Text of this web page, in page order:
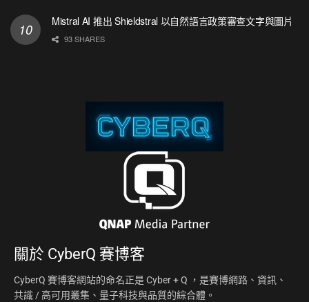
Mistral AI 推出 Shieldstral 以自然語言政策審查文字與圖片
93 SHARES
關於 CyberQ 賽博客
CyberQ 賽博客網站的命名正是 Cyber + Q ，是賽博網路、資訊、
共識 / 高可用叢集、量子科技與品質的綜合體。